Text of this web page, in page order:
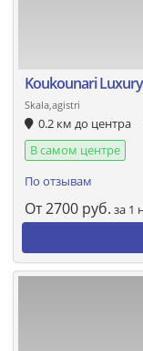
Koukounari
Skala,agistri
0.2 км до центра
В самом центре
По отзывам
От2700 руб. за 1